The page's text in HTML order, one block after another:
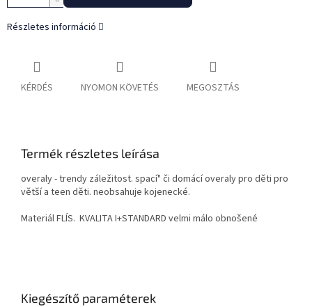
Részletes információ
KÉRDÉS NYOMON KÖVETÉS MEGOSZTÁS
Termék részletes leírása
overaly - trendy záležitost. spací" či domácí overaly pro děti pro
větší a teen děti. neobsahuje kojenecké.
Materiál FLÍS. KVALITA I+STANDARD velmi málo obnošené
Kiegészítő paraméterek